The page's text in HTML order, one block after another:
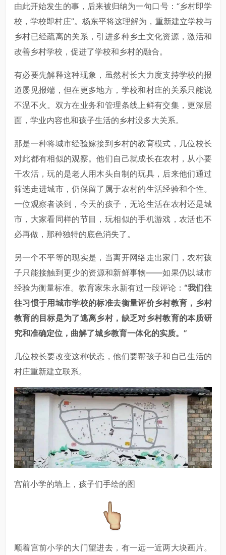
由此开始发生的事，后来被归纳为一句口号：“乡村即学
校，学校即村庄”。杨东平将这理解为，重新建立学校与
乡村已经疏离的关系，引进多种乡土文化资源，激活和
改善乡村学校，促进了学校和乡村的融合。
有必要先解释这种现象，虽然村长大力度支持学校的报
道屡见报端，但在更多地方，学校和村庄的关系只能说
不温不火。双方在业务和管理条线上鲜有交集，更深层
面，学业内容也和孩子生活的乡村没多大关系。
那是一种将城市经验嫁接到乡村的教育模式，几位校长
对此都有相似的观察。他们自己就成长在农村，从小要
干农活，玩的是老人用木头自制的玩具，后来他们通过
筛选走进城市，仍保留了属于农村的生活经验和个性。
一位观察者谈到，今天的孩子，无论生活在农村还是城
市，大家看同样的节目，玩相似的手机游戏，农活也不
必再做，那种独特的底色消失了。
另一个不平等的现实是，当离开网络走出家门，农村孩
子只能接触到更少的资源和新鲜事物——如果仍以城市
经验为衡量标准。教育家朱永新有过一段评论： “我们往
往习惯于用城市学校的标准去衡量评价乡村教育，乡村
教育的目标是为了逃离乡村，缺乏对乡村教育的本质研
究和准确定位，曲解了城乡教育一体化的实质。”
几位校长要改变这种状态，他们要帮孩子和自己生活的
村庄重新建立联系。
宫前小学的墙上，孩子们手绘的图
顺着宫前小学的大门望进去，有一远一近两大块画片。